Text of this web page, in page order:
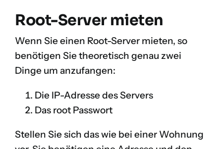
Root-Server mieten
Wenn Sie einen Root-Server mieten, so
benötigen Sie theoretisch genau zwei
Dinge um anzufangen:
Die IP-Adresse des Servers
Das root Passwort
Stellen Sie sich das wie bei einer Wohnung